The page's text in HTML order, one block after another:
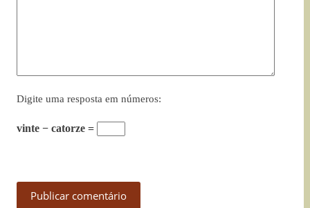
Digite uma resposta em números:
vinte − catorze =
Publicar comentário